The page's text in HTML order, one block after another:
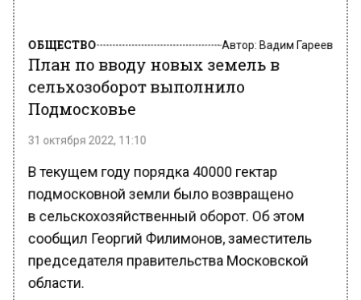
План по вводу новых земель в
сельхозоборот выполнило
Подмосковье
В текущем году порядка 40000 гектар
подмосковной земли было возвращено
в сельскохозяйственный оборот. Об этом
сообщил Георгий Филимонов, заместитель
председателя правительства Московской
области.